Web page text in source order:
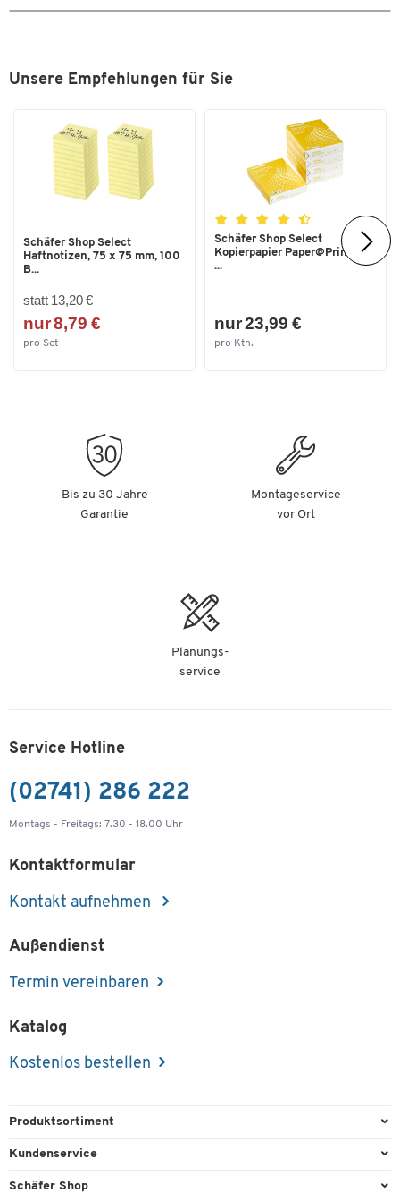
Unsere Empfehlungen für Sie
Schäfer Shop Select
Haftnotizen, 75 x 75 mm, 100
B...
statt 13,20 €
nur 8,79 €
pro Set
Schäfer Shop Select
Kopierpapier Paper@Print, DIN
...
nur 23,99 €
pro Ktn.
Bis zu 30 Jahre
Garantie
Montageservice
vor Ort
Planungs-
service
Service Hotline
(02741) 286 222
Montags - Freitags: 7.30 - 18.00 Uhr
Kontaktformular
Kontakt aufnehmen
Außendienst
Termin vereinbaren
Katalog
Kostenlos bestellen
Produktsortiment
Büroausstattung
Kundenservice
Direktbestellung
Schäfer Shop